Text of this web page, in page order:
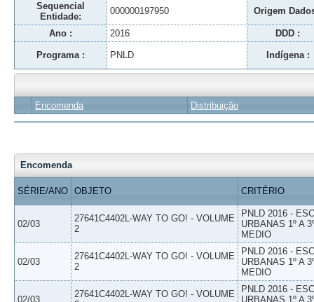
Sequencial
Entidade:
000000197950 Origem
Ano : 2016 DDD :
Programa : PNLD Indígena :
Encomenda Distribuição
Encomenda
SÉRIE/ANO OBJETO CRITÉRIO
02/03
27641C4402L-WAY TO GO! - VOLUME
2
PNLD 2016 -
URBANAS 1º A
MEDIO
02/03
27641C4402L-WAY TO GO! - VOLUME
2
PNLD 2016 -
URBANAS 1º A
MEDIO
02/03
27641C4402L-WAY TO GO! - VOLUME
PNLD 2016 -
URBANAS 1º A